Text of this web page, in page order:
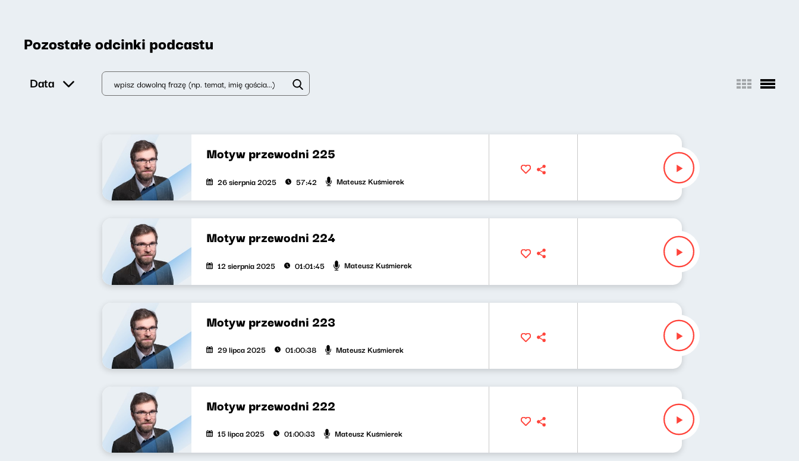
Pozostałe odcinki podcastu
Data
Motyw przewodni 225
26 sierpnia 2025 57:42 Mateusz Kuśmierek
Motyw przewodni 224
12 sierpnia 2025 01:01:45 Mateusz Kuśmierek
Motyw przewodni 223
29 lipca 2025 01:00:38 Mateusz Kuśmierek
Motyw przewodni 222
15 lipca 2025 01:00:33 Mateusz Kuśmierek